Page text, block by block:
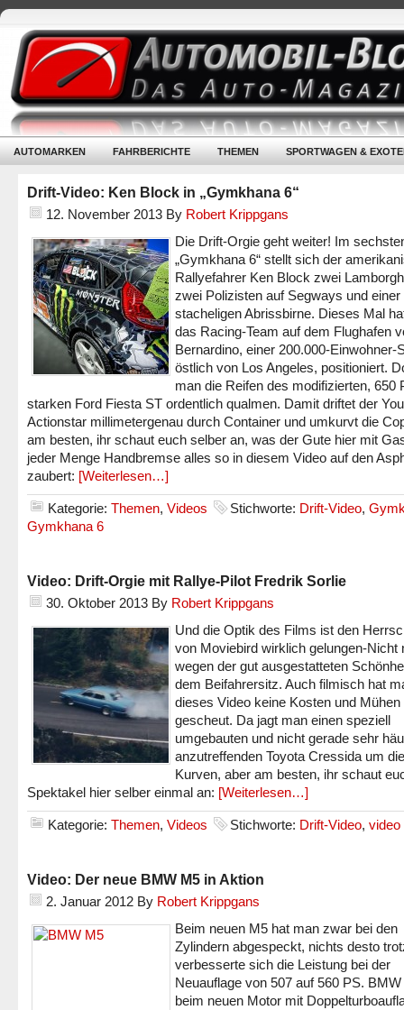
AUTOMARKEN FAHRBERICHTE THEMEN SPORTWAGEN &
Drift-Video: Ken Block in „Gymkhana 6“
12. November 2013 By Robert Krippgans
Die Drift-Orgie geht weiter! Im
„Gymkhana 6“ stellt sich der
Rallyefahrer Ken Block zwei
zwei Polizisten auf Segways und einer
stacheligen Abrissbirne. Dieses Mal
das Racing-Team auf dem Flughafen
Bernardino, einer 200.000-Einwohner-
östlich von Los Angeles, positioniert.
man die Reifen des modifizierten, 650
starken Ford Fiesta ST ordentlich qualmen. Damit driftet der
Actionstar millimetergenau durch Container und umkurvt die
am besten, ihr schaut euch selber an, was der Gute hier mit
jeder Menge Handbremse alles so in diesem Video auf den
zaubert: [Weiterlesen…]
Kategorie: Themen, Videos Stichworte: Drift-Video,
Gymkhana 6
Video: Drift-Orgie mit Rallye-Pilot Fredrik Sorlie
30. Oktober 2013 By Robert Krippgans
Und die Optik des Films ist den
von Moviebird wirklich gelungen-Nicht
wegen der gut ausgestatteten
dem Beifahrersitz. Auch filmisch hat
dieses Video keine Kosten und Mühen
gescheut. Da jagt man einen speziell
umgebauten und nicht gerade sehr
anzutreffenden Toyota Cressida um
Kurven, aber am besten, ihr schaut
Spektakel hier selber einmal an: [Weiterlesen…]
Kategorie: Themen, Videos Stichworte: Drift-Video, video
Video: Der neue BMW M5 in Aktion
2. Januar 2012 By Robert Krippgans
Beim neuen M5 hat man zwar bei den
Zylindern abgespeckt, nichts desto
verbesserte sich die Leistung bei der
Neuauflage von 507 auf 560 PS. BMW
beim neuen Motor mit